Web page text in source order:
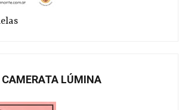
CAMERATA LÚMINA